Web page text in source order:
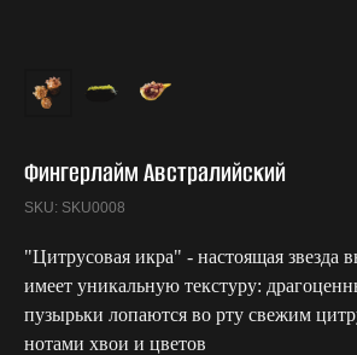
Фингерлайм Австралийский
SKU: SKU0008
"Цитрусовая икра" - настоящая звезда
имеет уникальную текстуру:
пузырьки лопаются во рту свежим
нотами хвои и цветов